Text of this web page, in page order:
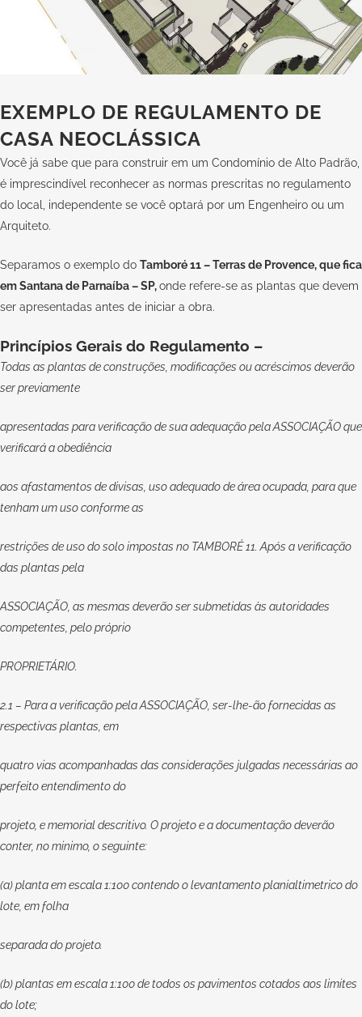
EXEMPLO DE REGULAMENTO DE
CASA NEOCLÁSSICA
Você já sabe que para construir em um Condomínio de Alto Padrão,
é imprescindível reconhecer as normas prescritas no regulamento
do local, independente se você optará por um Engenheiro ou um
Arquiteto.
Separamos o exemplo do Tamboré 11 – Terras de Provence, que fica
em Santana de Parnaíba – SP,onde refere-se as plantas que devem
ser apresentadas antes de iniciar a obra.
Princípios Gerais do Regulamento –
Todas as plantas de construções, modificações ou acréscimos deverão
ser previamente
apresentadas para verificação de sua adequação pela ASSOCIAÇÃO que
verificará a obediência
aos afastamentos de divisas, uso adequado de área ocupada, para que
tenham um uso conforme as
restrições de uso do solo impostas no TAMBORÉ 11. Após a verificação
das plantas pela
ASSOCIAÇÃO, as mesmas deverão ser submetidas às autoridades
competentes, pelo próprio
PROPRIETÁRIO.
2.1 – Para a verificação pela ASSOCIAÇÃO, ser-lhe-ão fornecidas as
respectivas plantas, em
quatro vias acompanhadas das considerações julgadas necessárias ao
perfeito entendimento do
projeto, e memorial descritivo. O projeto e a documentação deverão
conter, no minimo, o seguinte:
(a) planta em escala 1:100 contendo o levantamento planialtimetrico do
lote, em folha
separada do projeto.
(b) plantas em escala 1:100 de todos os pavimentos cotados aos limites
do lote;